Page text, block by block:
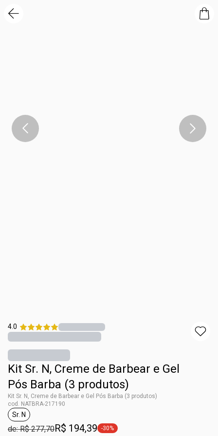
4.0
Kit Sr. N, Creme de Barbear e Gel
Pós Barba (3 produtos)
Kit Sr. N, Creme de Barbear e Gel Pós Barba (3 produtos)
cod. NATBRA-217190
etiqueta Sr. N
Sr. N
de: R$ 277,70R$ 194,39 etiqueta -30%
-30%